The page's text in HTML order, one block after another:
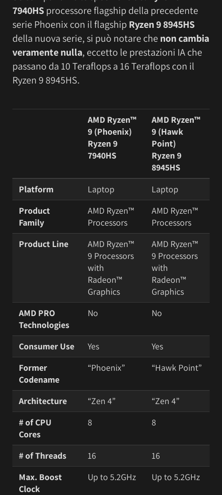
7940HSprocessore flagship della precedente
serie Phoenix con il flagship Ryzen 9 8945HS
della nuova serie, si può notare che non cambia
veramente nulla, eccetto le prestazioni IA che
passano da 10 Teraflops a 16 Teraflops con il
Ryzen 9 8945HS.
AMD Ryzen™
9 (Phoenix)
Ryzen 9
7940HS
AMD Ryzen™
9 (Hawk
Point)
Ryzen 9
8945HS
Platform
Laptop
Laptop
Product
Family
AMD Ryzen™
Processors
AMD Ryzen™
Processors
Product Line
AMD Ryzen™
9 Processors
with
Radeon™
Graphics
AMD Ryzen™
9 Processors
with
Radeon™
Graphics
AMD PRO
Technologies
No No
Consumer Use Yes
Yes
Former
Codename
“Phoenix” “Hawk Point”
Architecture “Zen 4”
“Zen 4”
# of CPU
Cores
8 8
# of Threads 16
16
Max. Boost
Clock
Up to 5.2GHz Up to 5.2GHz